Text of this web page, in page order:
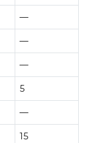
—
—
—
5
—
15